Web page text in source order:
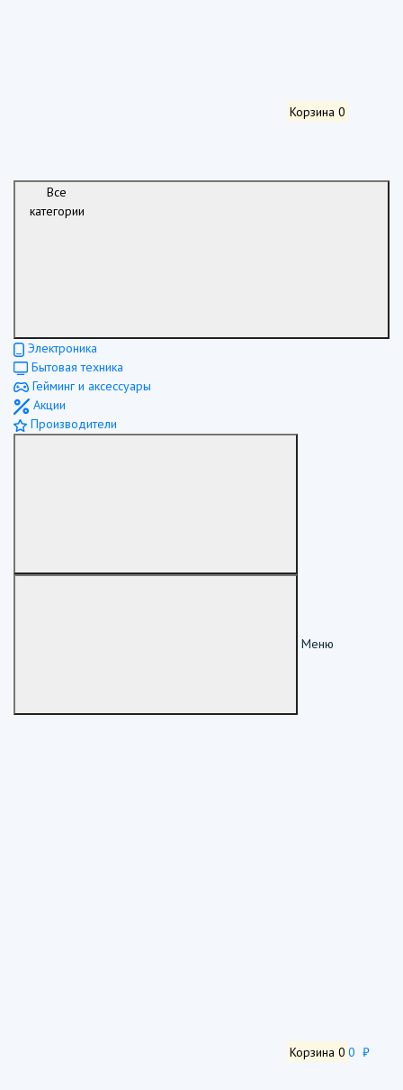
Корзина 0
Все
категории
Электроника
Бытовая техника
Гейминг и аксессуары
Акции
Производители
Меню
Корзина 0 0 ₽